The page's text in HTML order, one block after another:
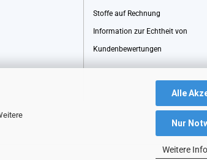
Alle
Nur
Weitere
Stoffe auf Rechnung
Information zur Echtheit von
Kundenbewertungen